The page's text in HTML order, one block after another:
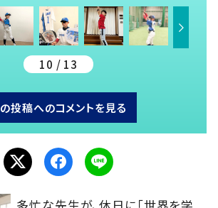
10 / 13
投稿へのコメントを見る